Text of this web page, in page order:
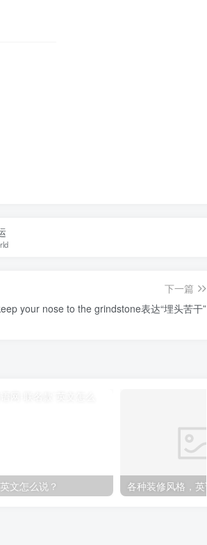
下一篇
your nose to the grindstone表达“埋头苦干”
文怎么说？